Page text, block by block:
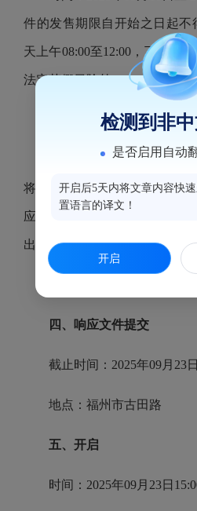
件的发售期限自开始之日起不
天上午08:00至12:00，下午
法定节假日除外）
地点：福州市古田路107号
方式：(1)未在规定时间领
将失去磋商资格。(2)磋商文件
应商必须从采购代理机构领取
出的质疑或提交的响应文件将
售价：￥50.0 元（人民币）
四、响应文件提交
截止时间：2025年09月23日
地点：福州市古田路
五、开启
时间：2025年09月23日
检测到非
是否启用自动
开启后5天内将文章内容快
置语言的译文！
开启